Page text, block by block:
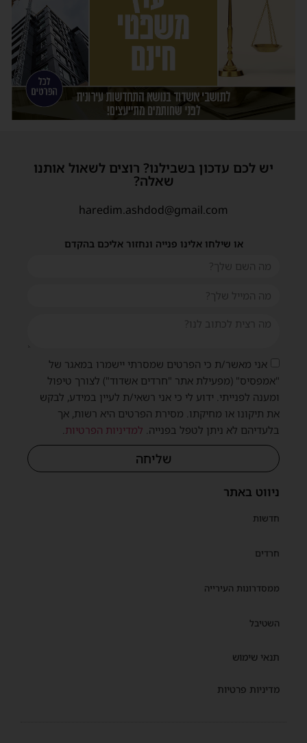
ניווט באתר
חדשות
חרדים
ממסדרונות העירייה
השטיבל
תנאי שימוש
מדיניות פרטיות
יש לכם עדכון בשבילנו? רוצים לשאול אותנו
שאלה?
haredim.ashdod@gmail.com
או שילחו אלינו פנייה ונחזור אליכם בהקדם
אני מאשר/ת כי הפרטים שמסרתי יישמרו במאגר של
"אמפסיס" (מפעילת אתר "חרדים אשדוד") לצורך טיפול
ומענה לפנייתי. ידוע לי כי אני רשאי/ת לעיין במידע, לבקש
את תיקונו או מחיקתו. מסירת הפרטים היא רשות, אך
בלעדיהם לא ניתן לטפל בפנייה. למדיניות הפרטיות.
שליחה